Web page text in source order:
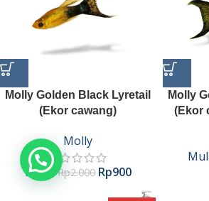
Molly Golden Black Lyretail
(Ekor cawang)
Molly
MulaiRp2.000 Rp900
Molly
(Ekor
Chat Admin